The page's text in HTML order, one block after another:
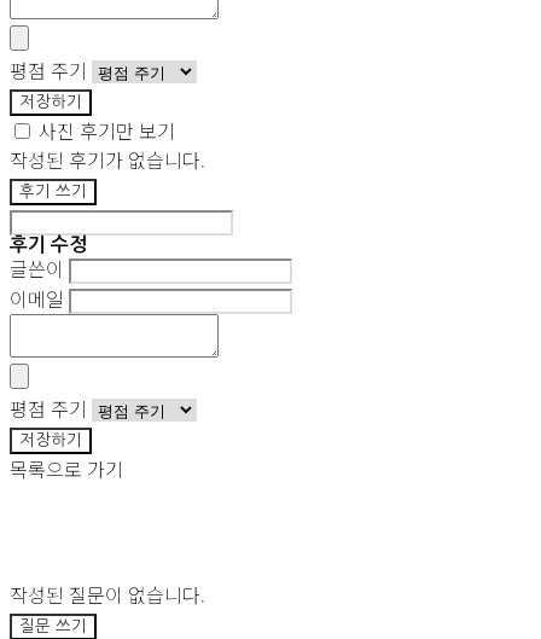
평점 주기
저장하기
사진 후기만 보기
작성된 후기가 없습니다.
후기 쓰기
후기 수정
글쓴이
이메일
평점 주기
저장하기
목록으로 가기
작성된 질문이 없습니다.
질문 쓰기